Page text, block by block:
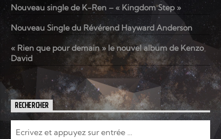
Nouveau single de K-Ren – « Kingdom Step »
Nouveau Single du Révérend Hayward Anderson
« Rien que pour demain » le nouvel album de Kenzo
David
RECHERCHER